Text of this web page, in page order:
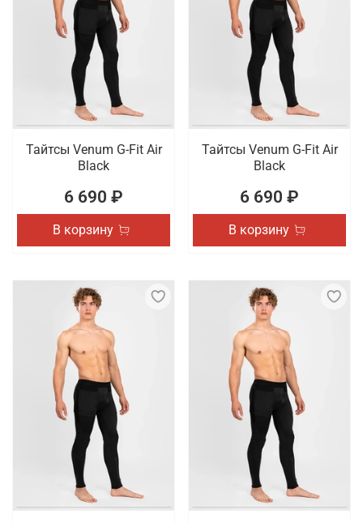
Тайтсы Venum G-Fit Air
Black
6 690 ₽
В корзину
Тайтсы Venum G-Fit Air
Black
6 690 ₽
В корзину